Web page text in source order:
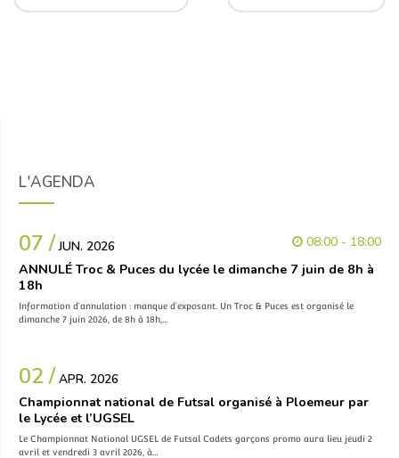
L'AGENDA
07 /JUN. 2026
08:00 - 18:00
ANNULÉ Troc & Puces du lycée le dimanche 7 juin de 8h à
18h
Information d’annulation : manque d’exposant. Un Troc & Puces est organisé le
dimanche 7 juin 2026, de 8h à 18h,…
02 / APR. 2026
Championnat national de Futsal organisé à Ploemeur par
le Lycée et l’UGSEL
Le Championnat National UGSEL de Futsal Cadets garçons promo aura lieu jeudi 2
avril et vendredi 3 avril 2026, à…